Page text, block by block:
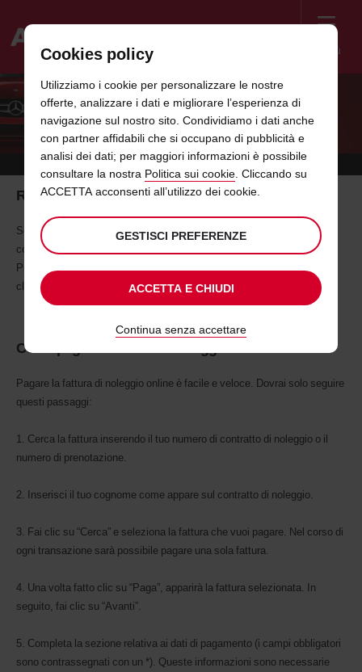
Menù
Avis
RECUPERA E PAGA LA FATTURA DI
NOLEGGIO ONLINE
Richiedi una copia della fattura di noleggio
Se hai effettuato il tuo noleggio da più di 36 ore, puoi richiedere una
copia della fattura di noleggio usando il riquadro di ricerca qui sotto.
Prima di cominciare assicurati di avere a portata di mano il tuo numero
cliente, il tuo numero di prenotazione o il contratto di noleggio.
Come pagare la fattura di noleggio online
Pagare la fattura di noleggio online è facile e veloce. Dovrai solo seguire
questi passaggi:
1. Cerca la fattura inserendo il tuo numero di contratto di noleggio o il
numero di prenotazione.
2. Inserisci il tuo cognome come appare sul contratto di noleggio.
3. Fai clic su “Cerca” e seleziona la fattura che vuoi pagare. Nel corso di
ogni transazione sarà possibile pagare una sola fattura.
4. Una volta fatto clic su “Paga”, apparirà la fattura selezionata. In
seguito, fai clic su “Avanti”.
5. Completa la sezione relativa ai dati di pagamento (i campi obbligatori
sono contrassegnati con un *). Queste informazioni sono necessarie
Cookies policy
Utilizziamo i cookie per personalizzare le nostre
offerte, analizzare i dati e migliorare l’esperienza di
navigazione sul nostro sito. Condividiamo i dati anche
con partner affidabili che si occupano di pubblicità e
analisi dei dati; per maggiori informazioni è possibile
consultare la nostra Politica sui cookie. Cliccando su
ACCETTA acconsenti all’utilizzo dei cookie.
GESTISCI PREFERENZE
ACCETTA E CHIUDI
Continua senza accettare